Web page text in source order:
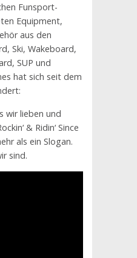
Funsport-
Equipment,
aus den
Ski, Wakeboard,
SUP und
hat sich seit dem
wir lieben und
& Ridin‘ Since
als ein Slogan.
sind.